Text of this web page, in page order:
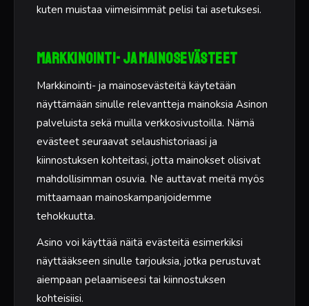
kuten muistaa viimeisimmät pelisi tai asetuksesi.
Markkinointi- ja mainosevästeet
Markkinointi- ja mainosevästeitä käytetään
näyttämään sinulle relevantteja mainoksia Asinon
palveluista sekä muilla verkkosivustoilla. Nämä
evästeet seuraavat selaushistoriaasi ja
kiinnostuksen kohteitasi, jotta mainokset olisivat
mahdollisimman osuvia. Ne auttavat meitä myös
mittaamaan mainoskampanjoidemme
tehokkuutta.
Asino voi käyttää näitä evästeitä esimerkiksi
näyttääkseen sinulle tarjouksia, jotka perustuvat
aiempaan pelaamiseesi tai kiinnostuksen
kohteisiisi.